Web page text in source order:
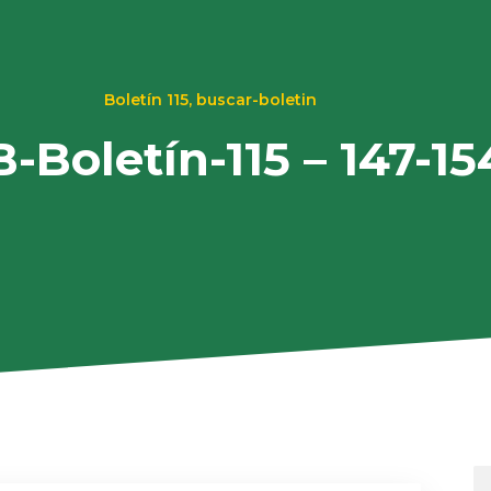
Boletín 115, buscar-boletin
Boletín-115 – 147-